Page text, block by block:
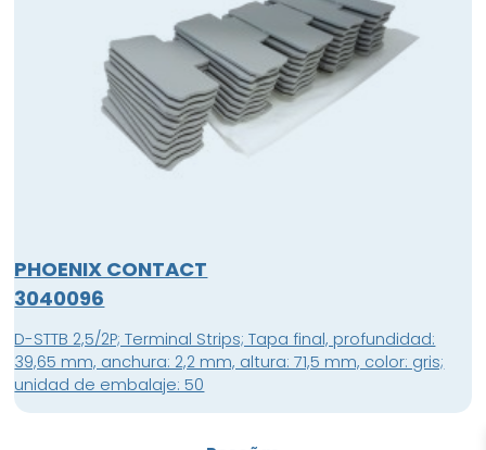
PHOENIX CONTACT
3040096
D-STTB 2,5/2P; Terminal Strips; Tapa final, profundidad:
39,65 mm, anchura: 2,2 mm, altura: 71,5 mm, color: gris;
unidad de embalaje: 50